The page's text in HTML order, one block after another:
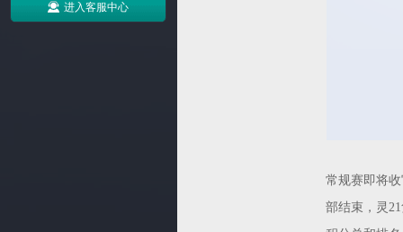
进入客服中心
常规赛即将
部结束，灵